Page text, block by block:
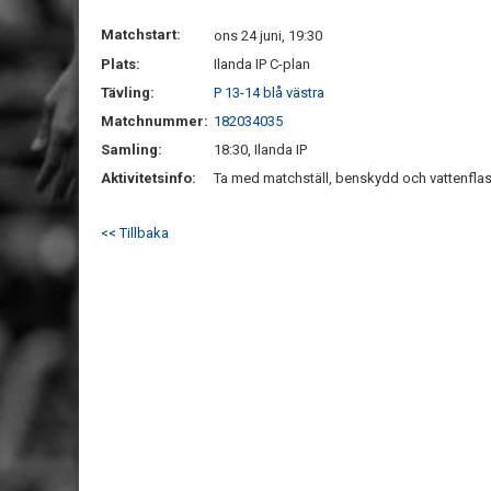
Matchstart:
ons 24 juni, 19:30
Plats:
Ilanda IP C-plan
Tävling:
P 13-14 blå västra
Matchnummer: 182034035
Samling:
18:30, Ilanda IP
Aktivitetsinfo:
Ta med matchställ, benskydd och
<< Tillbaka